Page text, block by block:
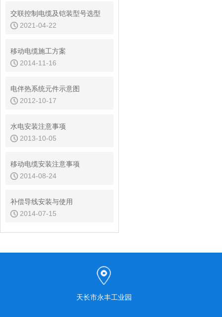
交联控制电缆及铠装型号选型
2021-04-22
移动电缆施工方案
2014-11-16
电伴热系统元件示意图
2012-10-17
水电安装注意事项
2013-10-05
移动电缆安装注意事项
2014-08-24
补偿导线安装与使用
2014-07-15
天长市永丰工业园